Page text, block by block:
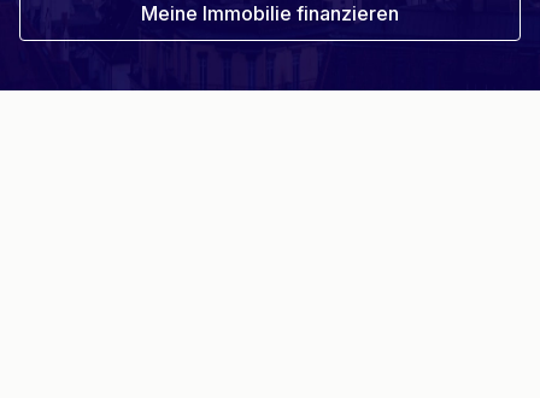
Meine Immobilie finanzieren